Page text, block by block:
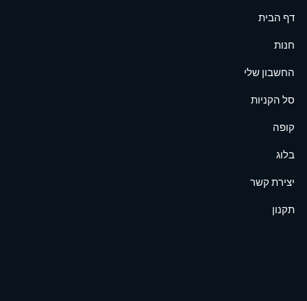
דף הבית
חנות
החשבון שלי
סל הקניות
קופה
בלוג
יצירת קשר
תקנון